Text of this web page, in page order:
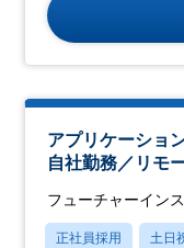
アプリケーショ
自社勤務／リモ
フューチャーイン
正社員採用 土日